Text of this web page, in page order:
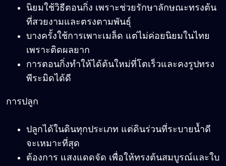
นิยมใช้วิธีตอนกิ่ง เพราะช่วยรักษาลักษณะทรงต้น
ที่สวยงามและตรงตามพันธุ์
บางครั้งใช้การเพาะเมล็ด แต่ไม่ค่อยนิยมในไทย
เพราะติดผลยาก
การตอนกิ่งทำให้ได้ต้นใหม่ที่โตเร็วและคงรูปทรง
พีระมิดได้ดี
การปลูก
ปลูกได้ในดินทุกประเภท แต่ดินร่วนที่ระบายน้ำดี
จะเหมาะที่สุด
ต้องการ แสงแดดจัด เพื่อให้ทรงต้นสมบูรณ์และใบ